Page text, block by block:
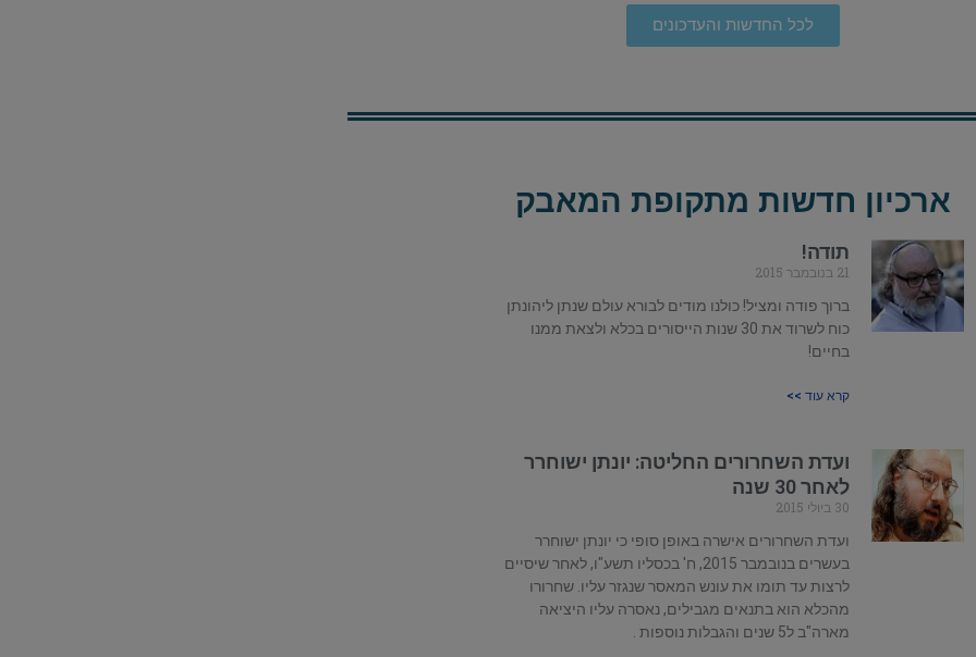
לכל החדשות והעדכונים
ארכיון חדשות מתקופת המאבק
תודה!
21 בנובמבר 2015
ברוך פודה ומציל! כולנו מודים לבורא עולם שנתן ליהונתן
כוח לשרוד את 30 שנות הייסורים בכלא ולצאת ממנו
בחיים!
קרא עוד >>
ועדת השחרורים החליטה: יונתן ישוחרר
לאחר 30 שנה
30 ביולי 2015
ועדת השחרורים אישרה באופן סופי כי יונתן ישוחרר
בעשרים בנובמבר 2015, ח' בכסליו תשע"ו, לאחר שיסיים
לרצות עד תומו את עונש המאסר שנגזר עליו. שחרורו
מהכלא הוא בתנאים מגבילים, נאסרה עליו היציאה
מארה"ב ל5 שנים והגבלות נוספות .